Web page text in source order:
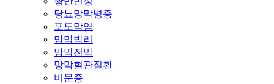
당뇨망막병증
포도막염
망막박리
망막전막
망막혈관질환
비문증